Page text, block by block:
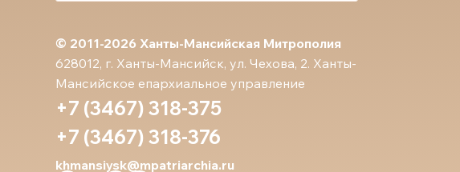
© 2011-2026 Ханты-Мансийская Митрополия
628012, г. Ханты-Мансийск, ул. Чехова, 2. Ханты-
Мансийское епархиальное управление
+7 (3467) 318-375
+7 (3467) 318-376
khmansiysk@mpatriarchia.ru